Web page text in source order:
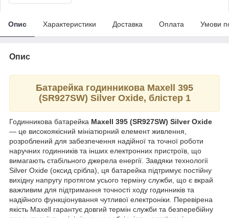
Опис Характеристики Доставка Оплата Умови
Опис
Батарейка годинникова Maxell 395
(SR927SW) Silver Oxide, блістер 1
Годинникова батарейка Maxell 395 (SR927SW) Silver Oxide
— це високоякісний мініатюрний елемент живлення,
розроблений для забезпечення надійної та точної роботи
наручних годинників та інших електронних пристроїв, що
вимагають стабільного джерела енергії. Завдяки технології
Silver Oxide (оксид срібла), ця батарейка підтримує постійну
вихідну напругу протягом усього терміну служби, що є вкрай
важливим для підтримання точності ходу годинників та
надійного функціонування чутливої електроніки. Перевірена
якість Maxell гарантує довгий термін служби та безперебійну